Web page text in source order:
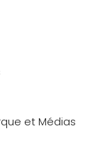
et Médias